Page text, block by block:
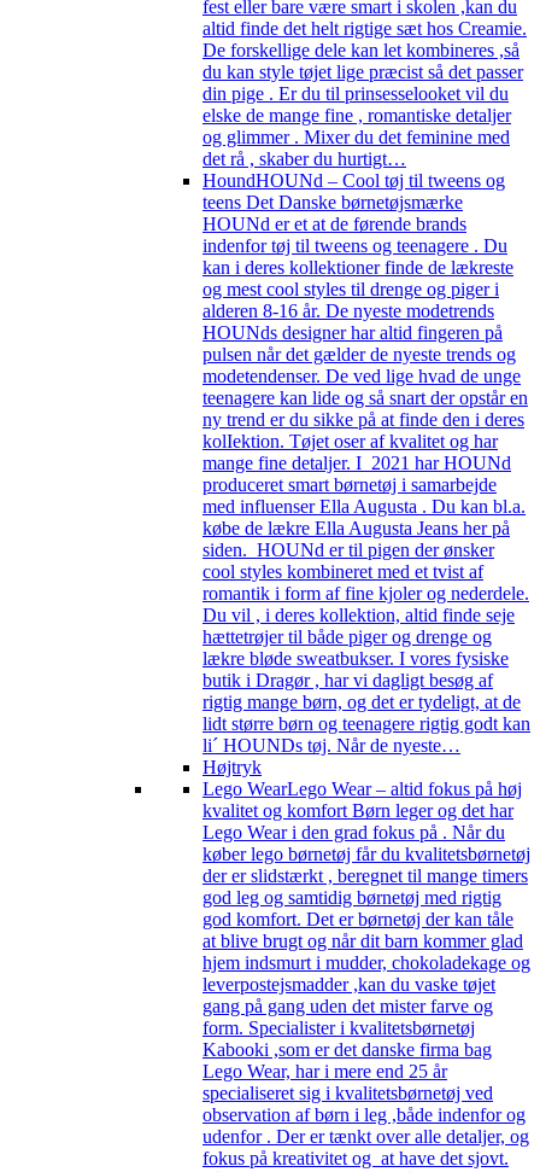
fest eller bare være smart i skolen ,kan du
altid finde det helt rigtige sæt hos Creamie.
De forskellige dele kan let kombineres ,så
du kan style tøjet lige præcist så det passer
din pige . Er du til prinsesselooket vil du
elske de mange fine , romantiske detaljer
og glimmer . Mixer du det feminine med
det rå , skaber du hurtigt…
HoundHOUNd – Cool tøj til tweens og
teens Det Danske børnetøjsmærke
HOUNd er et at de førende brands
indenfor tøj til tweens og teenagere . Du
kan i deres kollektioner finde de lækreste
og mest cool styles til drenge og piger i
alderen 8-16 år. De nyeste modetrends
HOUNds designer har altid fingeren på
pulsen når det gælder de nyeste trends og
modetendenser. De ved lige hvad de unge
teenagere kan lide og så snart der opstår en
ny trend er du sikke på at finde den i deres
kolIektion. Tøjet oser af kvalitet og har
mange fine detaljer. I 2021 har HOUNd
produceret smart børnetøj i samarbejde
med influenser Ella Augusta . Du kan bl.a.
købe de lækre Ella Augusta Jeans her på
siden. HOUNd er til pigen der ønsker
cool styles kombineret med et tvist af
romantik i form af fine kjoler og nederdele.
Du vil , i deres kollektion, altid finde seje
hættetrøjer til både piger og drenge og
lækre bløde sweatbukser. I vores fysiske
butik i Dragør , har vi dagligt besøg af
rigtig mange børn, og det er tydeligt, at de
lidt større børn og teenagere rigtig godt kan
li´ HOUNDs tøj. Når de nyeste…
Højtryk
Lego WearLego Wear – altid fokus på høj
kvalitet og komfort Børn leger og det har
Lego Wear i den grad fokus på . Når du
køber lego børnetøj får du kvalitetsbørnetøj
der er slidstærkt , beregnet til mange timers
god leg og samtidig børnetøj med rigtig
god komfort. Det er børnetøj der kan tåle
at blive brugt og når dit barn kommer glad
hjem indsmurt i mudder, chokoladekage og
leverpostejsmadder ,kan du vaske tøjet
gang på gang uden det mister farve og
form. Specialister i kvalitetsbørnetøj
Kabooki ,som er det danske firma bag
Lego Wear, har i mere end 25 år
specialiseret sig i kvalitetsbørnetøj ved
observation af børn i leg ,både indenfor og
udenfor . Der er tænkt over alle detaljer, og
fokus på kreativitet og at have det sjovt.